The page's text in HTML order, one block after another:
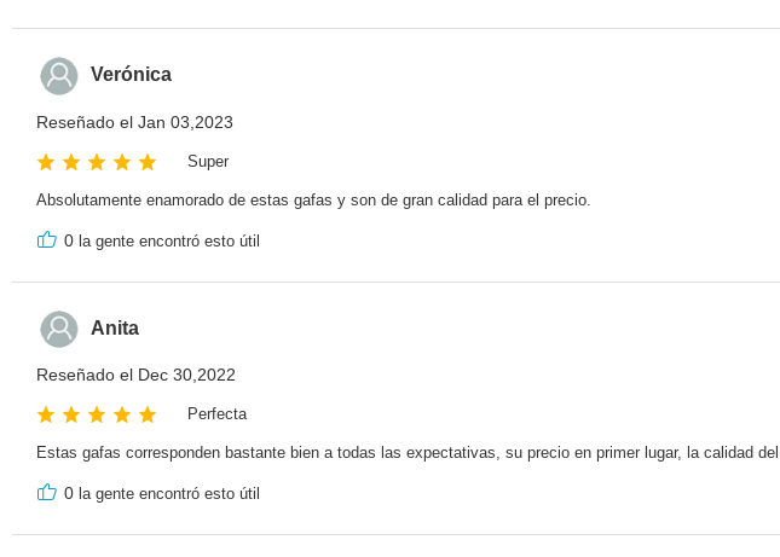
Verónica
Reseñado el Jan 03,2023
Super
Absolutamente enamorado de estas gafas y son de gran calidad para el precio.
0 la gente encontró esto útil
Anita
Reseñado el Dec 30,2022
Perfecta
Estas gafas corresponden bastante bien a todas las expectativas, su precio en primer lugar, la calidad
0 la gente encontró esto útil